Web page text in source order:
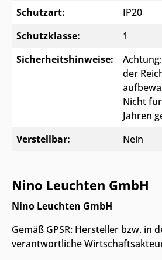
Schutzart:
IP20
Schutzklasse:
1
Sicherheitshinweise:
der
Nicht
Jahren
Verstellbar:
Nein
Nino Leuchten GmbH
Nino Leuchten GmbH
Gemäß GPSR: Hersteller bzw. in
verantwortliche